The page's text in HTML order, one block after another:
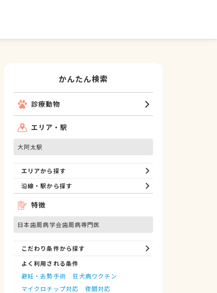
かんたん検索
診療動物
エリア・駅
大阿太駅
エリアから探す
沿線・駅から探す
特徴
日本歯周病学会歯周病専門医
こだわり条件から探す
よく利用される条件
避妊・去勢手術
狂犬病ワクチン
マイクロチップ対応
夜間対応